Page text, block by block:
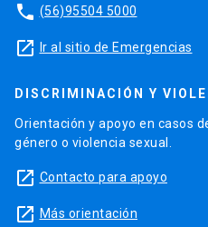
phone (56)95504 5000
launch Ir al sitio de Emergencias
DISCRIMINACIÓN Y
Orientación y apoyo en casos
género o violencia sexual.
launch Contacto para apoyo
launch Más orientación